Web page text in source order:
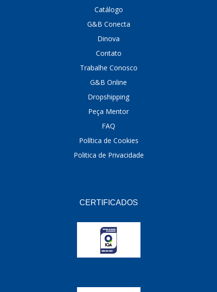
Catálogo
G&B Conecta
Dinova
Contato
Trabalhe Conosco
G&B Online
Dropshipping
Peça Mentor
FAQ
Política de Cookies
Politica de Privacidade
CERTIFICADOS